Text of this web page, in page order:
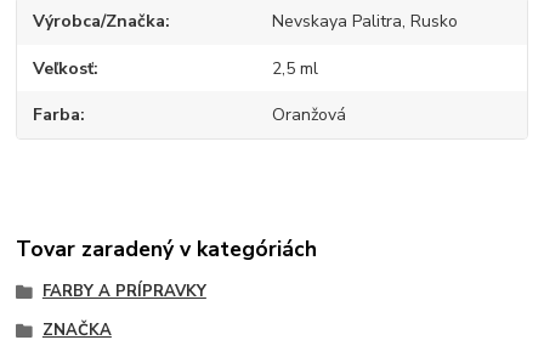
Výrobca/Značka Nevskaya Palitra, Rusko
Veľkosť 2,5 ml
Farba Oranžová
Tovar zaradený v kategóriách
FARBY A PRÍPRAVKY
ZNAČKA